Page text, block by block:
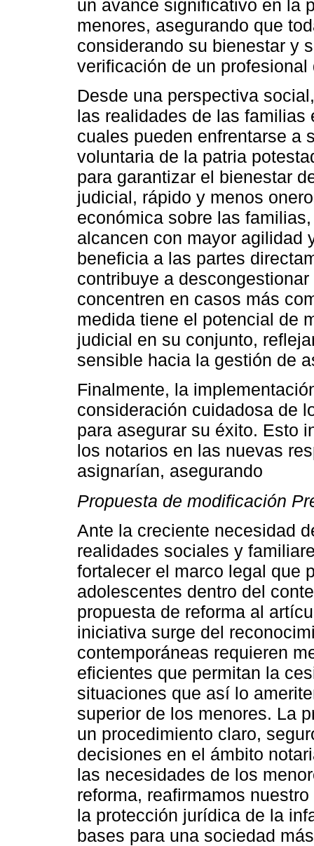
un avance significativo en la
menores, asegurando que
considerando su bienestar y
verificación de un
Desde una perspectiva
las realidades de las familias
cuales pueden enfrentarse a
voluntaria de la patria
para garantizar el bienestar
judicial, rápido y menos
económica sobre las
alcancen con mayor agilidad
beneficia a las partes
contribuye a
concentren en casos más
medida tiene el potencial de
judicial en su conjunto,
sensible hacia la gestión de
Finalmente, la
consideración cuidadosa de
para asegurar su éxito. Esto
los notarios en las nuevas
asignarían, asegurando
Propuesta de modificación
Ante la creciente necesidad
realidades sociales y
fortalecer el marco legal que
adolescentes dentro del
propuesta de reforma al
iniciativa surge del
contemporáneas requieren
eficientes que permitan la
situaciones que así lo
superior de los menores. La
un procedimiento claro,
decisiones en el ámbito
las necesidades de los
reforma, reafirmamos
la protección jurídica de la
bases para una sociedad